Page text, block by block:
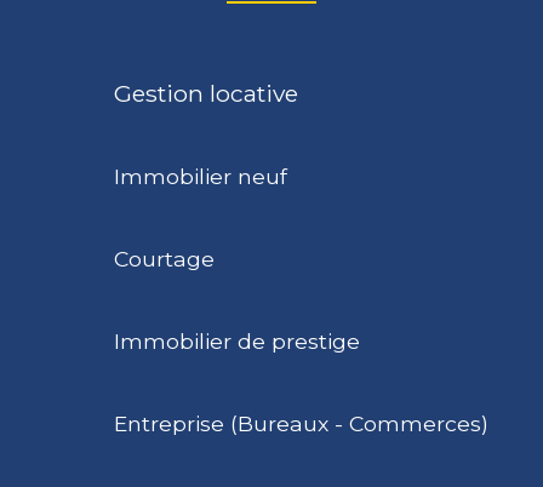
Gestion locative
Immobilier neuf
Courtage
Immobilier de prestige
Entreprise (Bureaux - Commerces)